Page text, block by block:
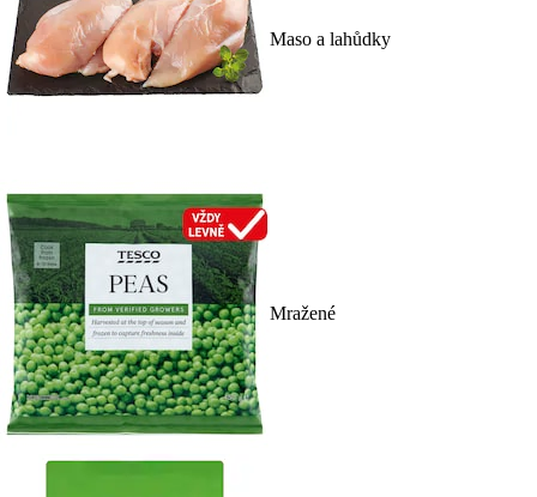
Maso a lahůdky
Mražené